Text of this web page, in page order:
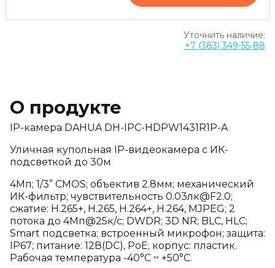
Уточнить наличие:
+7 (383) 349-55-88
О продукте
IP-камера DAHUA DH-IPC-HDPW1431R1P-A
Уличная купольная IP-видеокамера с ИК-
подсветкой до 30м
4Мп; 1/3” CMOS; объектив 2.8мм; механический
ИК-фильтр; чувствительность 0.03лк@F2.0;
сжатие: H.265+, H.265, H.264+, H.264, MJPEG; 2
потока до 4Мп@25к/с; DWDR; 3D NR; BLC, HLC;
Smart подсветка; встроенный микрофон; защита:
IP67; питание: 12В(DC), PoE; корпус: пластик.
Рабочая температура -40°C ~ +50°C.